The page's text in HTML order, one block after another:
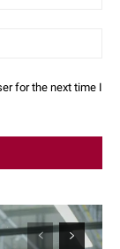
for the next time I